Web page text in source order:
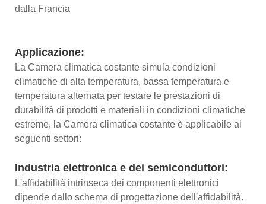
dalla Francia
Applicazione:
La Camera climatica costante simula condizioni
climatiche di alta temperatura, bassa temperatura e
temperatura alternata per testare le prestazioni di
durabilità di prodotti e materiali in condizioni climatiche
estreme, la Camera climatica costante è applicabile ai
seguenti settori:
Industria elettronica e dei semiconduttori:
L'affidabilità intrinseca dei componenti elettronici
dipende dallo schema di progettazione dell'affidabilità.